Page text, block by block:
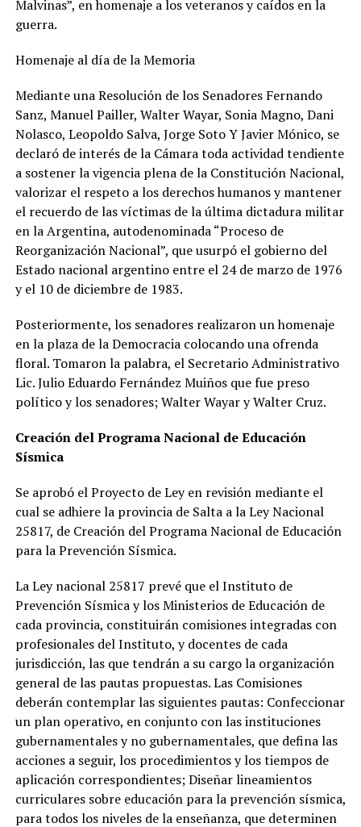
Malvinas”, en homenaje a los veteranos y caídos en la
guerra.
Homenaje al día de la Memoria
Mediante una Resolución de los Senadores Fernando
Sanz, Manuel Pailler, Walter Wayar, Sonia Magno, Dani
Nolasco, Leopoldo Salva, Jorge Soto Y Javier Mónico, se
declaró de interés de la Cámara toda actividad tendiente
a sostener la vigencia plena de la Constitución Nacional,
valorizar el respeto a los derechos humanos y mantener
el recuerdo de las víctimas de la última dictadura militar
en la Argentina, autodenominada “Proceso de
Reorganización Nacional”, que usurpó el gobierno del
Estado nacional argentino entre el 24 de marzo de 1976
y el 10 de diciembre de 1983.
Posteriormente, los senadores realizaron un homenaje
en la plaza de la Democracia colocando una ofrenda
floral. Tomaron la palabra, el Secretario Administrativo
Lic. Julio Eduardo Fernández Muiños que fue preso
político y los senadores; Walter Wayar y Walter Cruz.
Creación del Programa Nacional de Educación
Sísmica
Se aprobó el Proyecto de Ley en revisión mediante el
cual se adhiere la provincia de Salta a la Ley Nacional
25817, de Creación del Programa Nacional de Educación
para la Prevención Sísmica.
La Ley nacional 25817 prevé que el Instituto de
Prevención Sísmica y los Ministerios de Educación de
cada provincia, constituirán comisiones integradas con
profesionales del Instituto, y docentes de cada
jurisdicción, las que tendrán a su cargo la organización
general de las pautas propuestas. Las Comisiones
deberán contemplar las siguientes pautas: Confeccionar
un plan operativo, en conjunto con las instituciones
gubernamentales y no gubernamentales, que defina las
acciones a seguir, los procedimientos y los tiempos de
aplicación correspondientes; Diseñar lineamientos
curriculares sobre educación para la prevención sísmica,
para todos los niveles de la enseñanza, que determinen